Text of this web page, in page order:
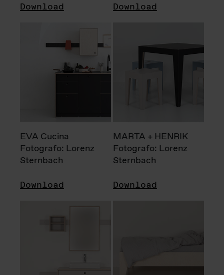
Download Download
EVA Cucina
Fotografo: Lorenz
Sternbach
Download
MARTA + HENRIK
Fotografo: Lorenz
Sternbach
Download